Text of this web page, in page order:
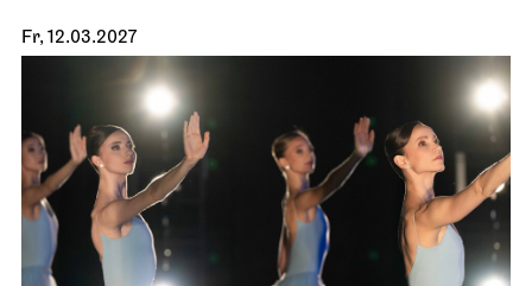
Stuttgarter Ballett
Schauspielhaus
Premiere